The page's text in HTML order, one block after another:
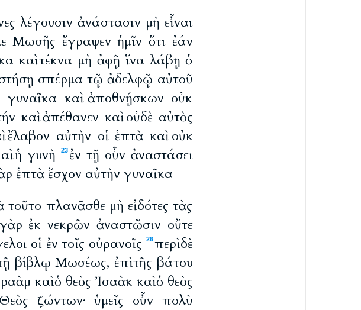
λέγουσιν ἀνάστασιν μὴ εἶναι
Μωσῆς ἔγραψεν ἡμῖν ὅτι ἐάν
καὶ τέκνα μὴ ἀφῇ ἵνα λάβῃ ὁ
σπέρμα τῷ ἀδελφῷ αὐτοῦ
γυναῖκα καὶ ἀποθνῄσκων οὐκ
καὶ ἀπέθανεν καὶ οὐδὲ αὐτὸς
ἔλαβον αὐτὴν οἱ ἑπτὰ καὶ οὐκ
ἡ γυνὴ
23 ἐν τῇ οὖν ἀναστάσει
ἑπτὰ ἔσχον αὐτὴν γυναῖκα
τοῦτο πλανᾶσθε μὴ εἰδότες τὰς
ἐκ νεκρῶν ἀναστῶσιν οὔτε
οἱ ἐν τοῖς οὐρανοῖς
26περὶ δὲ
βίβλῳ Μωσέως, ἐπὶ τῆς βάτου
καὶ ὁ θεὸς Ἰσαὰκ καὶ ὁ θεὸς
ζώντων· ὑμεῖς οὖν πολὺ